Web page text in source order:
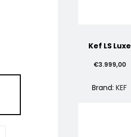
Kef LS Luxe
€3.999,00
Brand:KEF